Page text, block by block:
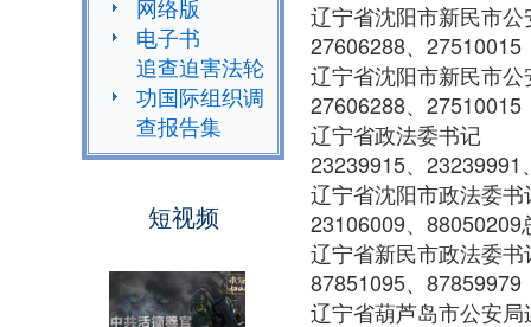
网络版
电子书
追查迫害法轮
功国际组织调
查报告集
短视频
辽宁省沈阳市新
27606288、27510015
辽宁省沈阳市新民
27606288、27510015
辽宁省政法委
23239915、
辽宁省沈阳市
23106009、88050209
辽宁省新民市
87851095、87859979
辽宁省葫芦岛市公安